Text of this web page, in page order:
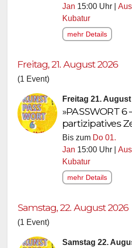
Jan 15:00 Uhr |
Kubatur
mehr Details
Freitag, 21. August 2026
(1 Event)
Freitag 21.
»PASSWORT
partizipatives
Bis zum Do 01.
Jan 15:00 Uhr |
Kubatur
mehr Details
Samstag, 22. August 2026
(1 Event)
Samstag 22.